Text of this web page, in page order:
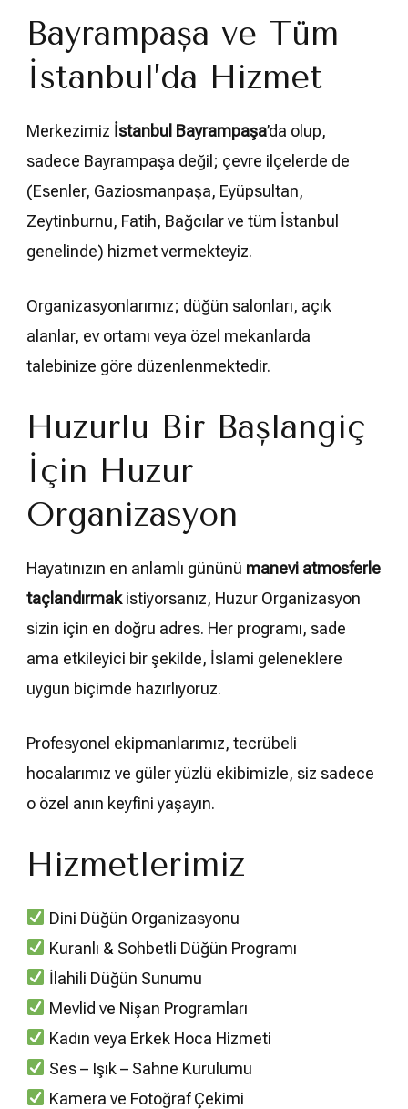
Bayrampaşa ve Tüm
İstanbul’da Hizmet
Merkezimiz İstanbul Bayrampaşa’da olup,
sadece Bayrampaşa değil; çevre ilçelerde de
(Esenler, Gaziosmanpaşa, Eyüpsultan,
Zeytinburnu, Fatih, Bağcılar ve tüm İstanbul
genelinde) hizmet vermekteyiz.
Organizasyonlarımız; düğün salonları, açık
alanlar, ev ortamı veya özel mekanlarda
talebinize göre düzenlenmektedir.
Huzurlu Bir Başlangıç
İçin Huzur
Organizasyon
Hayatınızın en anlamlı gününü manevi atmosferle
taçlandırmakistiyorsanız, Huzur Organizasyon
sizin için en doğru adres. Her programı, sade
ama etkileyici bir şekilde, İslami geleneklere
uygun biçimde hazırlıyoruz.
Profesyonel ekipmanlarımız, tecrübeli
hocalarımız ve güler yüzlü ekibimizle, siz sadece
o özel anın keyfini yaşayın.
Hizmetlerimiz
Dini Düğün Organizasyonu
Kuranlı & Sohbetli Düğün Programı
İlahili Düğün Sunumu
Mevlid ve Nişan Programları
Kadın veya Erkek Hoca Hizmeti
Ses – Işık – Sahne Kurulumu
Kamera ve Fotoğraf Çekimi